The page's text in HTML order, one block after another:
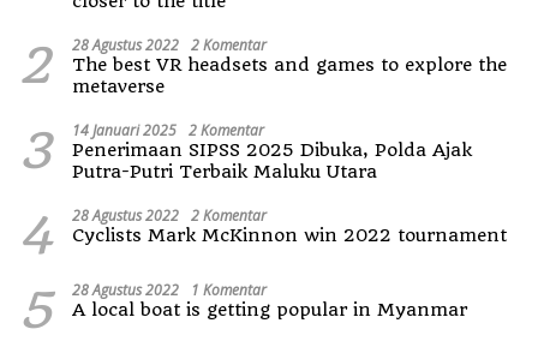
2 28 Agustus 2022 2 Komentar
The best VR headsets and games to explore the
metaverse
3 14 Januari 2025 2 Komentar
Penerimaan SIPSS 2025 Dibuka, Polda Ajak
Putra-Putri Terbaik Maluku Utara
4 28 Agustus 2022 2 Komentar
Cyclists Mark McKinnon win 2022 tournament
5 28 Agustus 2022 1 Komentar
A local boat is getting popular in Myanmar